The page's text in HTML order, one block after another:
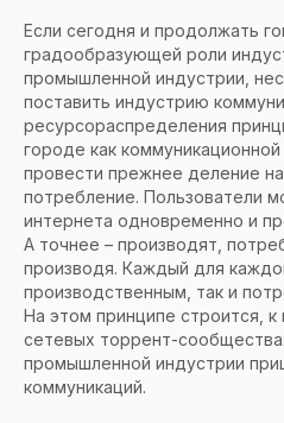
Если сегодня и продолжать
градообразующей роли
промышленной индустрии,
поставить индустрию
ресурсораспределения
городе как
провести прежнее деление
потребление. Пользователи
интернета одновременно и
А точнее – производят,
производя. Каждый для
производственным, так и
На этом принципе строится,
сетевых торрент-
промышленной индустрии
коммуникаций.